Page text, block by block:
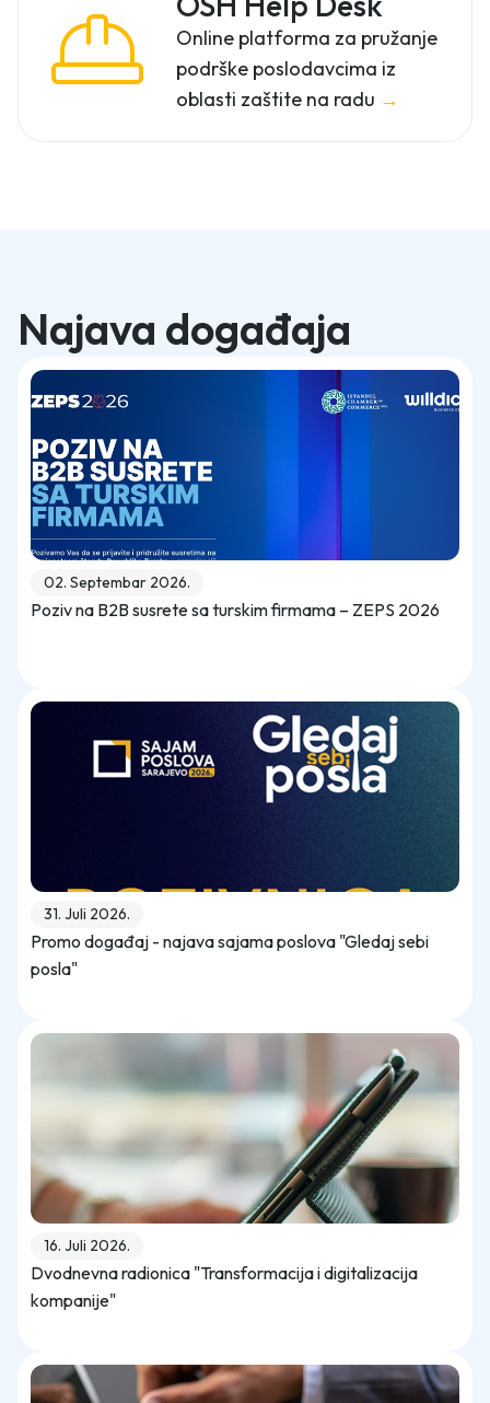
Online platforma za pružanje
podrške poslodavcima iz
oblasti zaštite na radu →
Najava događaja
02. Septembar 2026.
Poziv na B2B susrete sa turskim firmama – ZEPS 2026
31. Juli 2026.
Promo događaj - najava sajama poslova "Gledaj sebi
posla"
16. Juli 2026.
Dvodnevna radionica "Transformacija i digitalizacija
kompanije"